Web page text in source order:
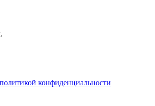
политикой конфиденциальности